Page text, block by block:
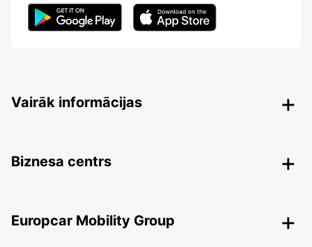
Vairāk informācijas
Biznesa centrs
Europcar Mobility Group